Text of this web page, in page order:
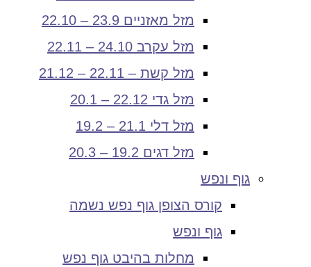
מזל מאזניים 23.9 – 22.10
מזל עקרב 24.10 – 22.11
מזל קשת – 22.11 – 21.12
מזל גדי 22.12 – 20.1
מזל דלי 21.1 – 19.2
מזל דגים 19.2 – 20.3
גוף ונפש
קורס הצופן גוף נפש נשמה
גוף ונפש
מחלות בהיבט גוף נפש